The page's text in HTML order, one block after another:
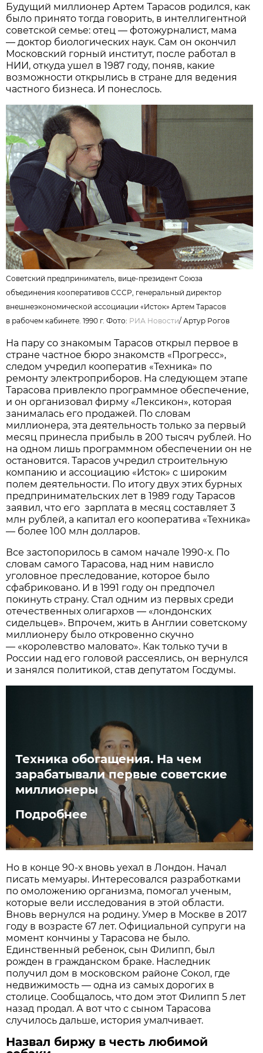
Будущий миллионер Артем Тарасов родился, как
было принято тогда говорить, в интеллигентной
советской семье: отец — фотожурналист, мама
— доктор биологических наук. Сам он окончил
Московский горный институт, после работал в
НИИ, откуда ушел в 1987 году, поняв, какие
возможности открылись в стране для ведения
частного бизнеса. И понеслось.
Советский предприниматель, вице-президент Союза
объединения кооперативов СССР, генеральный директор
внешнеэкономической ассоциации «Исток» Артем Тарасов
в рабочем кабинете. 1990 г. Фото: РИА Новости/Артур Рогов
На пару со знакомым Тарасов открыл первое в
стране частное бюро знакомств «Прогресс»,
следом учредил кооператив «Техника» по
ремонту электроприборов. На следующем этапе
Тарасова привлекло программное обеспечение,
и он организовал фирму «Лексикон», которая
занималась его продажей. По словам
миллионера, эта деятельность только за первый
месяц принесла прибыль в 200 тысяч рублей. Но
на одном лишь программном обеспечении он не
остановится. Тарасов учредил строительную
компанию и ассоциацию «Исток» с широким
полем деятельности. По итогу двух этих бурных
предпринимательских лет в 1989 году Тарасов
заявил, что его зарплата в месяц составляет 3
млн рублей, а капитал его кооператива «Техника»
— более 100 млн долларов.
Все застопорилось в самом начале 1990-х. По
словам самого Тарасова, над ним нависло
уголовное преследование, которое было
сфабриковано. И в 1991 году он предпочел
покинуть страну. Стал одним из первых среди
отечественных олигархов — «лондонских
сидельцев». Впрочем, жить в Англии советскому
миллионеру было откровенно скучно
— «королевство маловато». Как только тучи в
России над его головой рассеялись, он вернулся
и занялся политикой, став депутатом Госдумы.
Техника обогащения. На чем
зарабатывали первые советские
миллионеры
Подробнее
Но в конце 90-х вновь уехал в Лондон. Начал
писать мемуары. Интересовался разработками
по омоложению организма, помогал ученым,
которые вели исследования в этой области.
Вновь вернулся на родину. Умер в Москве в 2017
году в возрасте 67 лет. Официальной супруги на
момент кончины у Тарасова не было.
Единственный ребенок, сын Филипп, был
рожден в гражданском браке. Наследник
получил дом в московском районе Сокол, где
недвижимость — одна из самых дорогих в
столице. Сообщалось, что дом этот Филипп 5 лет
назад продал. А вот что с сыном Тарасова
случилось дальше, история умалчивает.
Назвал биржу в честь любимой